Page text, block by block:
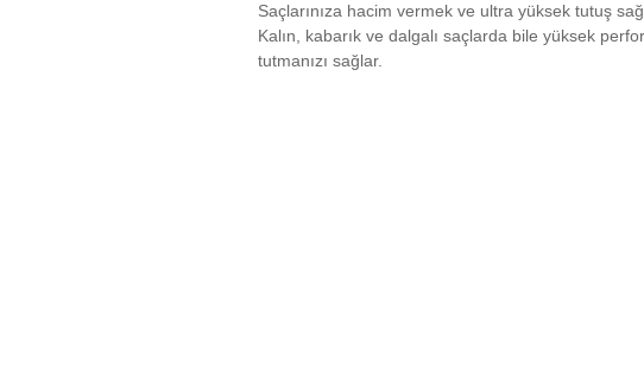
Saçlarınıza hacim vermek ve ultra yüksek tutuş
Kalın, kabarık ve dalgalı saçlarda bile yüksek
tutmanızı sağlar.